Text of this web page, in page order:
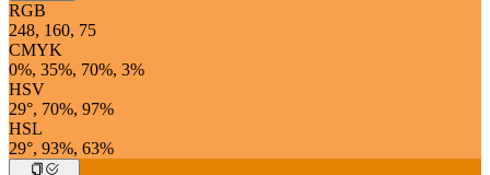
RGB
248, 160, 75
CMYK
0%, 35%, 70%, 3%
HSV
29°, 70%, 97%
HSL
29°, 93%, 63%